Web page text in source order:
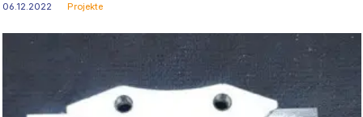
06.12.2022 Projekte